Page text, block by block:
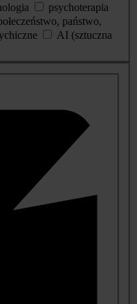
psychoterapia
państwo,
AI (sztuczna